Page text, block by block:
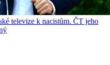
televize k nacistům. ČT jeho